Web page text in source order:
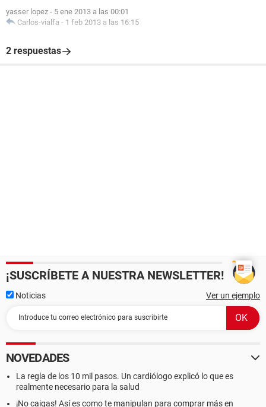
yasser lopez - 5 ene 2013 a las 00:01
Carlos-vialfa - 1 feb 2013 a las 16:15
2 respuestas
¡SUSCRÍBETE A NUESTRA NEWSLETTER!
Noticias Ver un ejemplo
NOVEDADES
La regla de los 10 mil pasos. Un cardiólogo explicó lo que es
realmente necesario para la salud
¡No caigas! Así es como te manipulan para comprar más en